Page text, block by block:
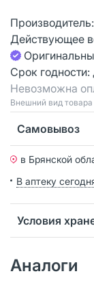
Производитель:
Действующее
Срок годности:
Невозможна
Bнешний вид
Самовывоз
в Брянской
В аптеку
Условия
Аналоги